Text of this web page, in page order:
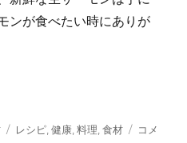
ンが食べたい時にありが
Sushi Rice /” の
タ
レシピ ,健康 ,料理 ,食材
How-
コメ